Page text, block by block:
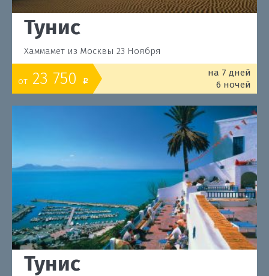
Тунис
Хаммамет из Москвы 23 Ноября
от 23 750 o
на 7 дней
6 ночей
Тунис